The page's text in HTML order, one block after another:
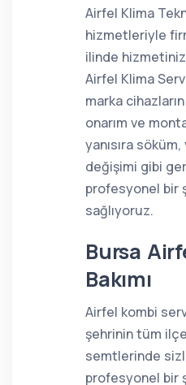
Airfel Klima
hizmetleriyle
ilinde
Airfel Klima
marka
onarım ve
yanısıra
değişimi gibi
profesyonel bir
sağlıyoruz.
Bursa
Bakımı
Airfel kombi
şehrinin tüm
semtlerinde
profesyonel bir